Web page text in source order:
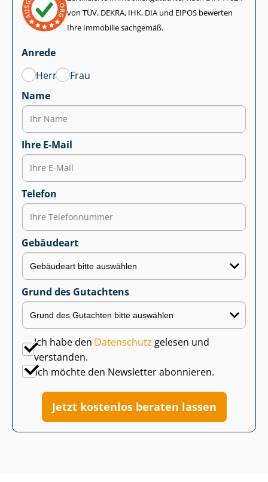
von TÜV, DEKRA, IHK, DIA und EIPOS bewerten
Ihre Immobilie sachgemäß.
Anrede
Herr
Frau
Name
Ihre E-Mail
Telefon
Gebäudeart
Grund des Gutachtens
Ich habe den Datenschutz gelesen und
verstanden.
Ich möchte den Newsletter abonnieren.
Jetzt kostenlos beraten lassen